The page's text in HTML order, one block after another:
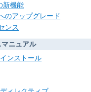
新機能
のアップグレード
ンス
マニュアル
ンストール